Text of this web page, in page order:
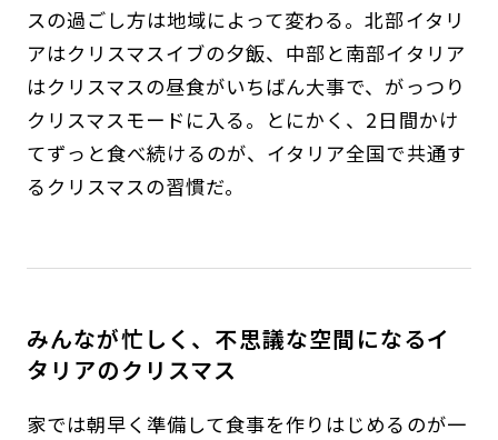
スの過ごし方は地域によって変わる。北部イタリ
アはクリスマスイブの夕飯、中部と南部イタリア
はクリスマスの昼食がいちばん大事で、がっつり
クリスマスモードに入る。とにかく、2日間かけ
てずっと食べ続けるのが、イタリア全国で共通す
るクリスマスの習慣だ。
みんなが忙しく、不思議な空間になるイ
タリアのクリスマス
家では朝早く準備して食事を作りはじめるのが一